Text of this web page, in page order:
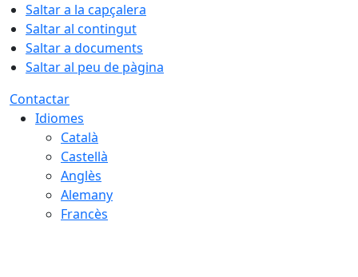
Saltar a la capçalera
Saltar al contingut
Saltar a documents
Saltar al peu de pàgina
Contactar
Idiomes
Català
Castellà
Anglès
Alemany
Francès